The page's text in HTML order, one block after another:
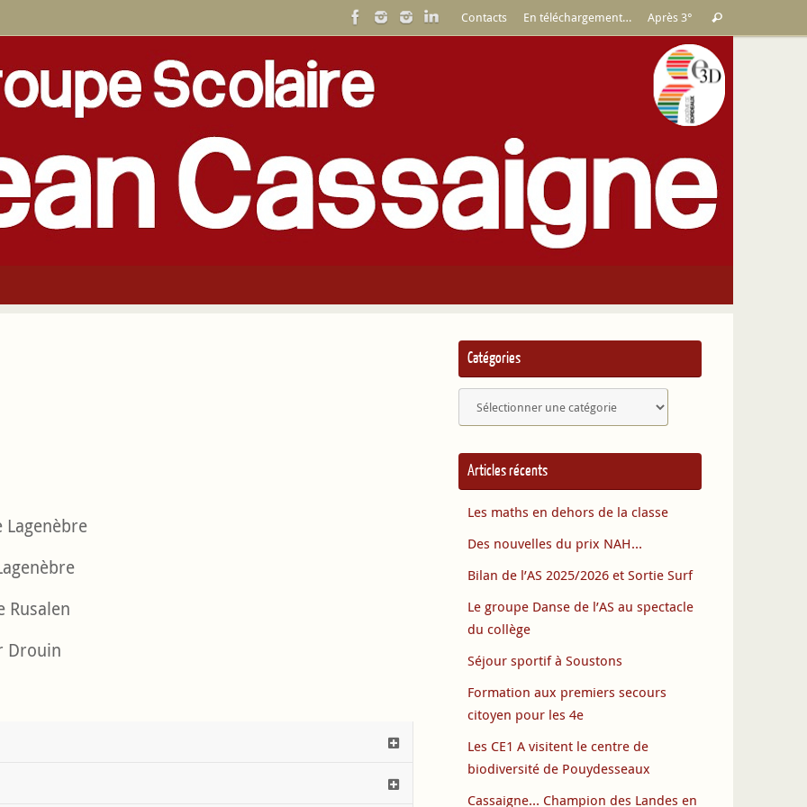
Contacts En téléchargement… Après 3°
pour
Rechercher
Lagenèbre
Rusalen
Catégories
Catégories
Articles récents
Les maths en dehors de la classe
Des nouvelles du prix NAH…
Bilan de l’AS 2025/2026 et Sortie Surf
Le groupe Danse de l’AS au spectacle
du collège
Séjour sportif à Soustons
Formation aux premiers secours
citoyen pour les 4e
Les CE1 A visitent le centre de
biodiversité de Pouydesseaux
Cassaigne… Champion des Landes en